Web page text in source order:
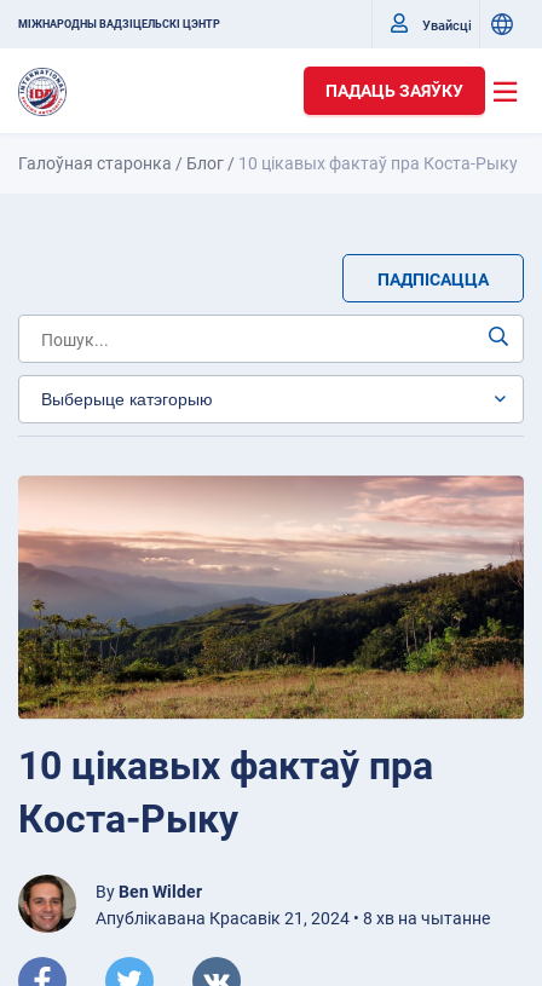
МІЖНАРОДНЫ ВАДЗІЦЕЛЬСКІ ЦЭНТР Увайсці
ПАДАЦЬ ЗАЯЎКУ
Галоўная старонка / Блог / 10 цікавых фактаў пра Коста-Рыку
ПАДПІСАЦЦА
10 цікавых фактаў пра
Коста-Рыку
By Ben Wilder
Апублікавана Красавік 21, 2024 • 8 хв на чытанне